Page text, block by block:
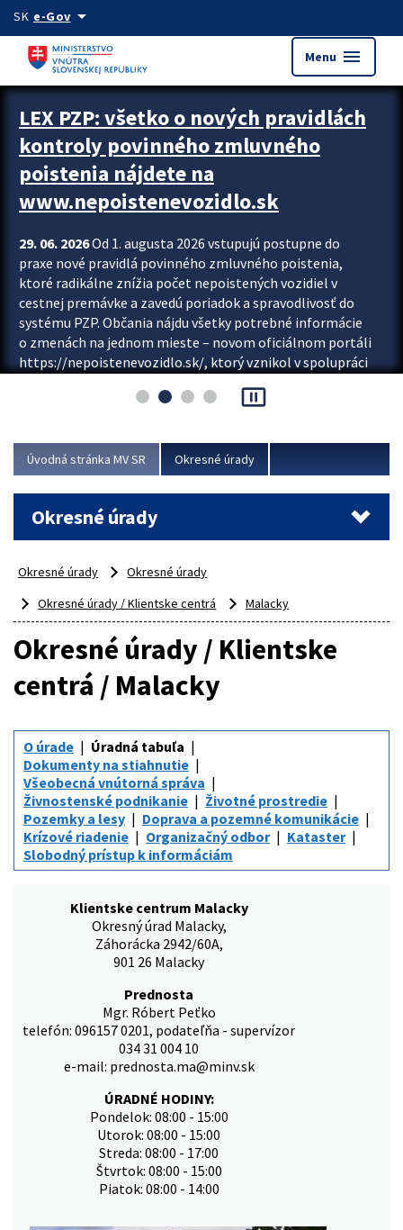
Preskocit na hlavný obsah
SK e-Govarrow_drop_down
Menu menu
Zastavit automatický posun upútavok
LEX PZP: všetko o nových pravidlách
kontroly povinného zmluvného
poistenia nájdete na
www.nepoistenevozidlo.sk
29. 06. 2026Od 1. augusta 2026 vstupujú postupne do
praxe nové pravidlá povinného zmluvného poistenia,
ktoré radikálne znížia počet nepoistených vozidiel v
cestnej premávke a zavedú poriadok a spravodlivosť do
systému PZP. Občania nájdu všetky potrebné informácie
o zmenách na jednom mieste – novom oficiálnom portáli
https://nepoistenevozidlo.sk/, ktorý vznikol v spolupráci
asociácie poisťovní (SLASPO) a Ministerstva vnútra SR.
Viac
pause_presentation
Úvodná stránka MV SR Okresné úrady
Okresné úrady
Okresné úrady
Okresné úrady
Okresné úrady / Klientske centrá
Malacky
Okresné úrady / Klientske
centrá / Malacky
O úrade
Úradná tabuľa
Dokumenty na stiahnutie
Všeobecná vnútorná správa
Živnostenské podnikanie
Životné prostredie
Pozemky a lesy
Doprava a pozemné komunikácie
Krízové riadenie
Organizačný odbor
Kataster
Slobodný prístup k informáciám
Klientske centrum Malacky
Okresný úrad Malacky,
Záhorácka 2942/60A,
901 26 Malacky
Prednosta
Mgr. Róbert Peťko
telefón: 096157 0201, podateľňa - supervízor
034 31 004 10
e-mail: prednosta.ma@minv.sk
ÚRADNÉ HODINY:
Pondelok: 08:00 - 15:00
Utorok: 08:00 - 15:00
Streda: 08:00 - 17:00
Štvrtok: 08:00 - 15:00
Piatok: 08:00 - 14:00